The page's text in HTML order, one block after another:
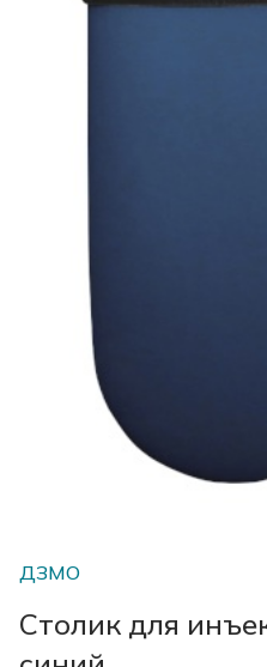
ДЗМО
Столик для